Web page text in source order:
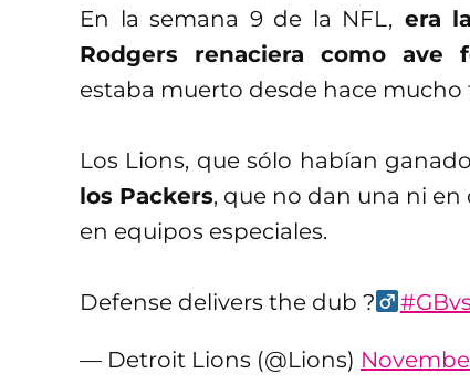
En la semana 9 de la NFL, era
Rodgers renaciera como ave
estaba muerto desde hace mucho
Los Lions, que sólo habían
los Packers, que no dan una ni
en equipos especiales.
Defense delivers the dub ?‍
— Detroit Lions (@Lions)